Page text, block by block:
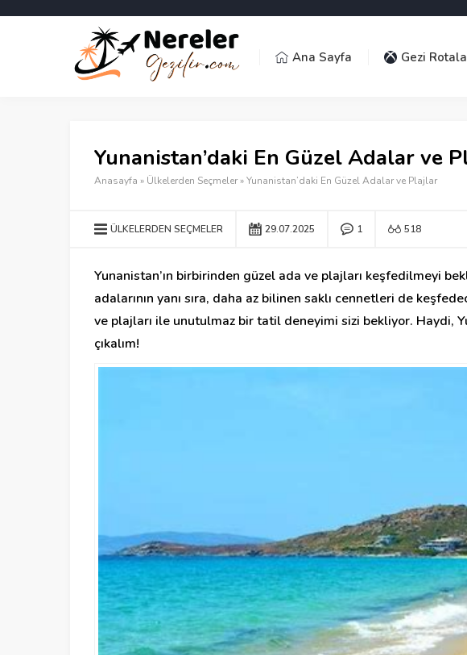
Ana Sayfa Gezi
Yunanistan’daki En Güzel Adalar ve
Anasayfa » Ülkelerden Seçmeler»Yunanistan’daki En Güzel Adalar ve Plajlar
ÜLKELERDEN SEÇMELER 29.07.2025 1 518
Yunanistan’ın birbirinden güzel ada ve plajları keşfedilmeyi
adalarının yanı sıra, daha az bilinen saklı cennetleri de
ve plajları ile unutulmaz bir tatil deneyimi sizi bekliyor. Haydi,
çıkalım!